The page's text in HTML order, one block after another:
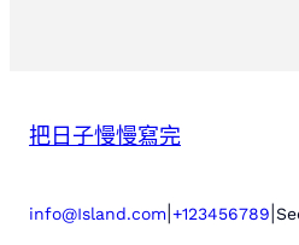
把日子慢慢寫完
info@Island.com +123456789